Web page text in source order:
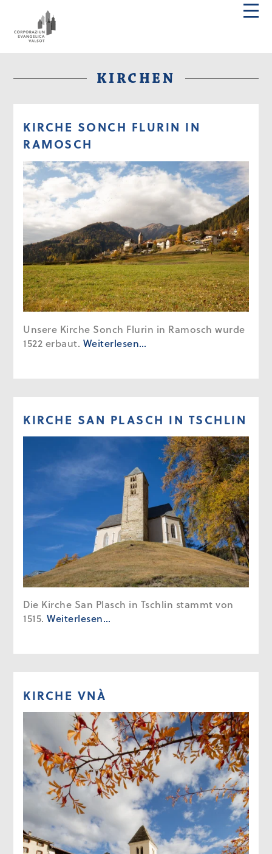
KIRCHEN
KIRCHE SONCH FLURIN IN
RAMOSCH
Unsere Kirche Sonch Flurin in Ramosch wurde
1522 erbaut. Weiterlesen…
KIRCHE SAN PLASCH IN TSCHLIN
Die Kirche San Plasch in Tschlin stammt von
1515.Weiterlesen…
KIRCHE VNÀ